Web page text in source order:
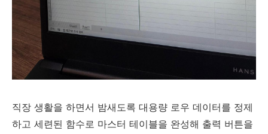
직장 생활을 하면서 밤새도록 대용량 로우 데이터를 정제
하고 세련된 함수로 마스터 테이블을 완성해 출력 버튼을